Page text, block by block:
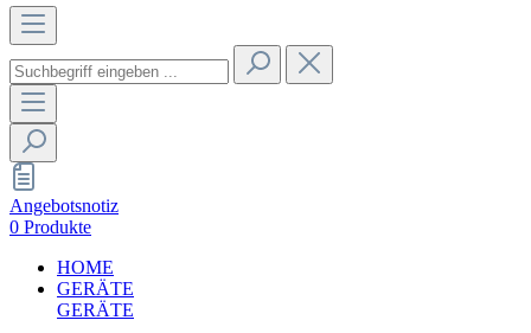
Angebotsnotiz
0 Produkte
HOME
GERÄTE
GERÄTE